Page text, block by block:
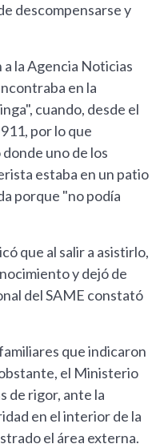
descompensarse y
la Agencia Noticias
en la
cuando, desde el
por lo que
uno de los
estaba en un patio
porque "no podía
que al salir a asistirlo,
y dejó de
del SAME constató
que indicaron
el Ministerio
de rigor, ante la
en el interior de la
el área externa.